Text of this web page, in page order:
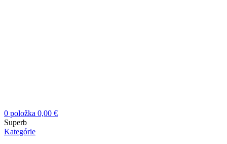
0 položka 0,00 €
Superb
Kategórie